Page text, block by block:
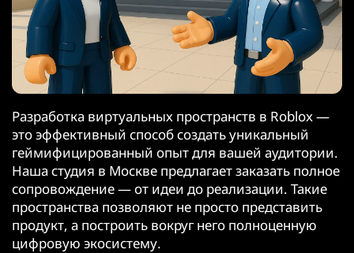
Разработка виртуальных пространств в Roblox —
это эффективный способ создать уникальный
геймифицированный опыт для вашей аудитории.
Наша студия в Москве предлагает заказать полное
сопровождение — от идеи до реализации. Такие
пространства позволяют не просто представить
продукт, а построить вокруг него полноценную
цифровую экосистему.